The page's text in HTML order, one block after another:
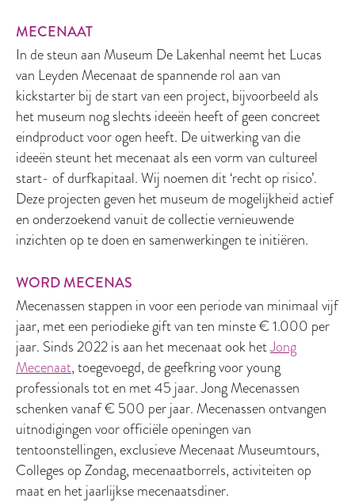
MECENAAT
In de steun aan Museum De Lakenhal neemt het Lucas
van Leyden Mecenaat de spannende rol aan van
kickstarter bij de start van een project, bijvoorbeeld als
het museum nog slechts ideeën heeft of geen concreet
eindproduct voor ogen heeft. De uitwerking van die
ideeën steunt het mecenaat als een vorm van cultureel
start- of durfkapitaal. Wij noemen dit ‘recht op risico’.
Deze projecten geven het museum de mogelijkheid actief
en onderzoekend vanuit de collectie vernieuwende
inzichten op te doen en samenwerkingen te initiëren.
WORD MECENAS
Mecenassen stappen in voor een periode van minimaal vijf
jaar, met een periodieke gift van ten minste € 1.000 per
jaar. Sinds 2022 is aan het mecenaat ook hetJong
Mecenaat, toegevoegd, de geefkring voor young
professionals tot en met 45 jaar. Jong Mecenassen
schenken vanaf € 500 per jaar. Mecenassen ontvangen
uitnodigingen voor officiële openingen van
tentoonstellingen, exclusieve Mecenaat Museumtours,
Colleges op Zondag, mecenaatborrels, activiteiten op
maat en het jaarlijkse mecenaatsdiner.